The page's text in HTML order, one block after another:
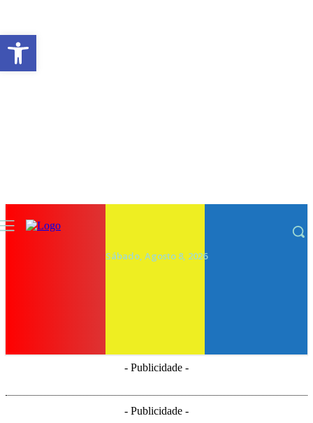
Sábado, Agosto 8, 2026
- Publicidade -
- Publicidade -
Abrir a barra de ferramentas